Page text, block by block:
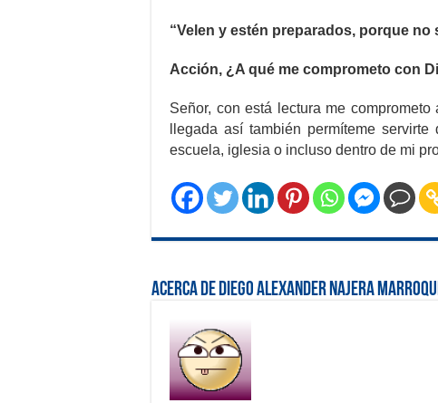
“Velen y estén preparados, porque
Acción, ¿A qué me comprometo con
Señor, con está lectura me
llegada así también permíteme
escuela, iglesia o incluso dentro de mi
Acerca de Diego Alexander Najera